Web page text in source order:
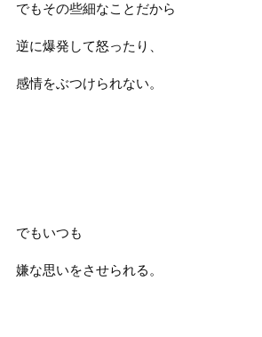
でもその些細なことだから
逆に爆発して怒ったり、
感情をぶつけられない。
でもいつも
嫌な思いをさせられる。